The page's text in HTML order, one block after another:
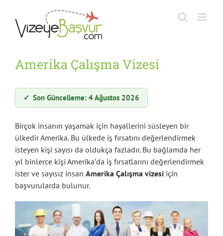
content
Amerika Çalışma Vizesi
✓ Son Güncelleme: 4 Ağustos 2026
Birçok insanın yaşamak için hayallerini süsleyen bir
ülkedir Amerika. Bu ülkede iş fırsatını değerlendirmek
isteyen kişi sayısı da oldukça fazladır. Bu bağlamda her
yıl binlerce kişi Amerika’da iş fırsatlarını değerlendirmek
ister ve sayısız insan Amerika Çalışma vizesi için
başvurularda bulunur.